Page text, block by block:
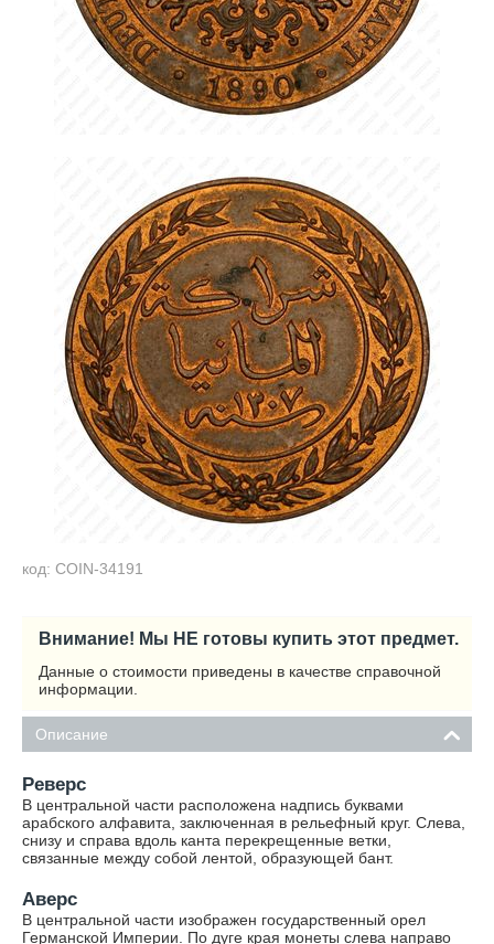
код: COIN-34191
Внимание! Мы НЕ готовы купить этот предмет.
Данные о стоимости приведены в качестве справочной
информации.
Описание
Реверс
В центральной части расположена надпись буквами
арабского алфавита, заключенная в рельефный круг. Слева,
снизу и справа вдоль канта перекрещенные ветки,
связанные между собой лентой, образующей бант.
Аверс
В центральной части изображен государственный орел
Германской Империи. По дуге края монеты слева направо